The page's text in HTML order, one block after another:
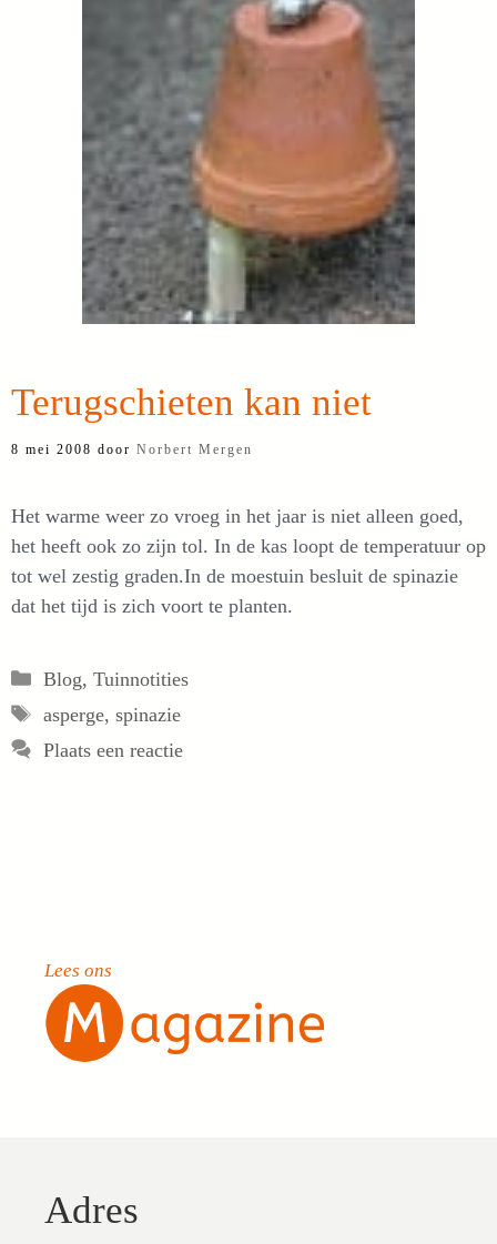
Terugschieten kan niet
8 mei 2008 door Norbert Mergen
Het warme weer zo vroeg in het jaar is niet alleen goed,
het heeft ook zo zijn tol. In de kas loopt de temperatuur op
tot wel zestig graden.In de moestuin besluit de spinazie
dat het tijd is zich voort te planten.
Categorieën
Blog, Tuinnotities
Tags
asperge, spinazie
Plaats een reactie
Lees ons
Adres